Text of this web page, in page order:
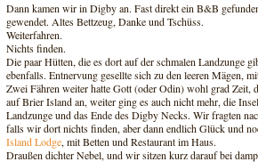
Dann kamen wir in Digby an. Fast direkt ein B&B
gewendet. Altes Bettzeug, Danke und Tschüss.
Weiterfahren.
Nichts finden.
Die paar Hütten, die es dort auf der schmalen Landzunge
ebenfalls. Entnervung gesellte sich zu den leeren Mägen,
Zwei Fähren weiter hatte Gott (oder Odin) wohl grad Zeit,
auf Brier Island an, weiter ging es auch nicht mehr, die
Landzunge und das Ende des Digby Necks. Wir fragten
falls wir dort nichts finden, aber dann endlich Glück und
Island Lodge, mit Betten und Restaurant im Haus.
Draußen dichter Nebel, und wir sitzen kurz darauf bei